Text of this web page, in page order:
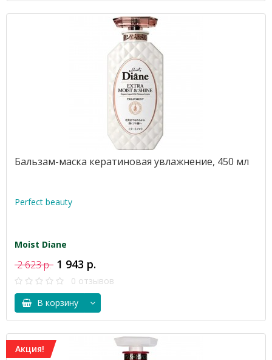
Бальзам-маска кератиновая увлажнение, 450 мл
Perfect beauty
Moist Diane
2 623 р. 1 943 р.
0 отзывов
В корзину
Акция!